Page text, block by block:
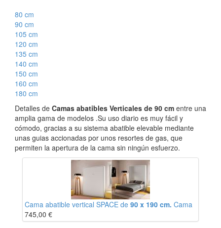
80 cm
90 cm
105 cm
120 cm
135 cm
140 cm
150 cm
160 cm
180 cm
Detalles de Camas abatibles Verticales de 90 cm entre una
amplia gama de modelos .Su uso diario es muy fácil y
cómodo, gracias a su sistema abatible elevable mediante
unas guias accionadas por unos resortes de gas, que
permiten la apertura de la cama sin ningún esfuerzo.
Cama abatible vertical SPACE de 90 x 190 cm. Cama
745,00 €